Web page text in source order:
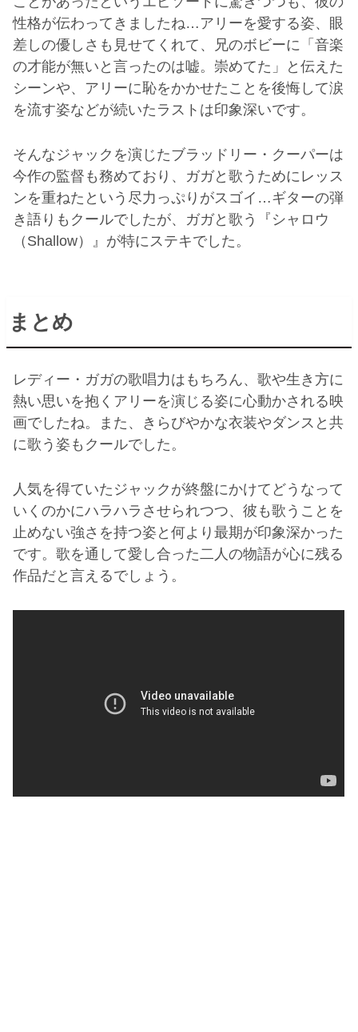
性格が伝わってきましたね…アリーを愛する姿、眼
差しの優しさも見せてくれて、兄のボビーに「音楽
の才能が無いと言ったのは嘘。崇めてた」と伝えた
シーンや、アリーに恥をかかせたことを後悔して涙
を流す姿などが続いたラストは印象深いです。
そんなジャックを演じたブラッドリー・クーパーは
今作の監督も務めており、ガガと歌うためにレッス
ンを重ねたという尽力っぷりがスゴイ…ギターの弾
き語りもクールでしたが、ガガと歌う『シャロウ
（Shallow）』が特にステキでした。
まとめ
レディー・ガガの歌唱力はもちろん、歌や生き方に
熱い思いを抱くアリーを演じる姿に心動かされる映
画でしたね。また、きらびやかな衣装やダンスと共
に歌う姿もクールでした。
人気を得ていたジャックが終盤にかけてどうなって
いくのかにハラハラさせられつつ、彼も歌うことを
止めない強さを持つ姿と何より最期が印象深かった
です。歌を通して愛し合った二人の物語が心に残る
作品だと言えるでしょう。